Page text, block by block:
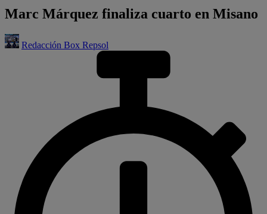
Marc Márquez finaliza cuarto en Misano
Redacción Box Repsol